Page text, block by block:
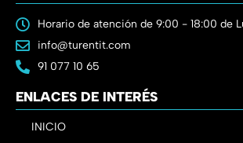
Horario de atención de 9:00 - 18:00 de
info@turentit.com
91 077 10 65
ENLACES DE INTERÉS
INICIO